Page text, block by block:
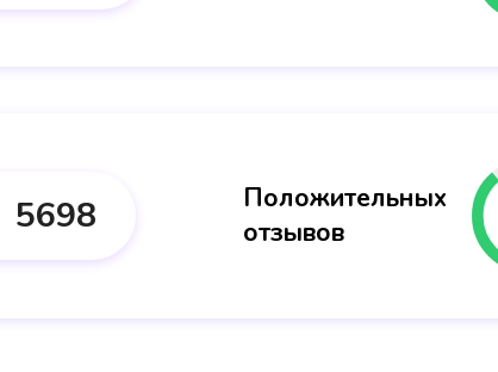
5698
Положительных
отзывов